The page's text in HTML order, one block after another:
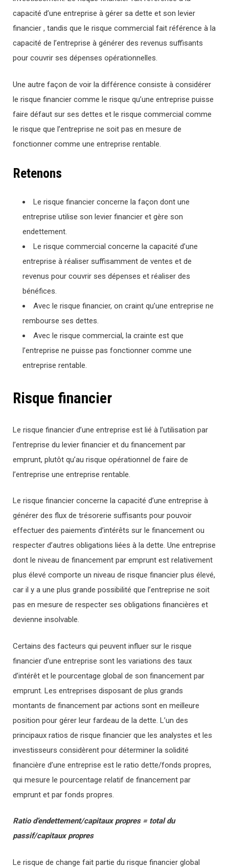
capacité d’une entreprise à gérer sa dette et son levier
financier , tandis que le risque commercial fait référence à la
capacité de l’entreprise à générer des revenus suffisants
pour couvrir ses dépenses opérationnelles.
Une autre façon de voir la différence consiste à considérer
le risque financier comme le risque qu’une entreprise puisse
faire défaut sur ses dettes et le risque commercial comme
le risque que l’entreprise ne soit pas en mesure de
fonctionner comme une entreprise rentable.
Retenons
Le risque financier concerne la façon dont une
entreprise utilise son levier financier et gère son
endettement.
Le risque commercial concerne la capacité d’une
entreprise à réaliser suffisamment de ventes et de
revenus pour couvrir ses dépenses et réaliser des
bénéfices.
Avec le risque financier, on craint qu’une entreprise ne
rembourse ses dettes.
Avec le risque commercial, la crainte est que
l’entreprise ne puisse pas fonctionner comme une
entreprise rentable.
Risque financier
Le risque financier d’une entreprise est lié à l’utilisation par
l’entreprise du levier financier et du financement par
emprunt, plutôt qu’au risque opérationnel de faire de
l’entreprise une entreprise rentable.
Le risque financier concerne la capacité d’une entreprise à
générer des flux de trésorerie suffisants pour pouvoir
effectuer des paiements d’intérêts sur le financement ou
respecter d’autres obligations liées à la dette. Une entreprise
dont le niveau de financement par emprunt est relativement
plus élevé comporte un niveau de risque financier plus élevé,
car il y a une plus grande possibilité que l’entreprise ne soit
pas en mesure de respecter ses obligations financières et
devienne insolvable.
Certains des facteurs qui peuvent influer sur le risque
financier d’une entreprise sont les variations des taux
d’intérêt et le pourcentage global de son financement par
emprunt. Les entreprises disposant de plus grands
montants de financement par actions sont en meilleure
position pour gérer leur fardeau de la dette. L’un des
principaux ratios de risque financier que les analystes et les
investisseurs considèrent pour déterminer la solidité
financière d’une entreprise est le ratio dette/fonds propres,
qui mesure le pourcentage relatif de financement par
emprunt et par fonds propres.
Ratio d’endettement/capitaux propres = total du
passif/capitaux propres
Le risque de change fait partie du risque financier global